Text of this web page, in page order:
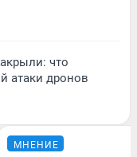
что
атаки дронов
МНЕНИЕ